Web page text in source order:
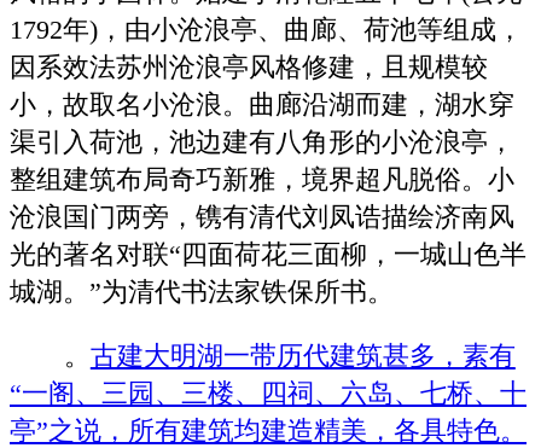
1792年)，由小沧浪亭、曲廊、荷池等组成，
因系效法苏州沧浪亭风格修建，且规模较
小，故取名小沧浪。曲廊沿湖而建，湖水穿
渠引入荷池，池边建有八角形的小沧浪亭，
整组建筑布局奇巧新雅，境界超凡脱俗。小
沧浪国门两旁，镌有清代刘凤诰描绘济南风
光的著名对联“四面荷花三面柳，一城山色半
城湖。”为清代书法家铁保所书。
。 古建大明湖一带历代建筑甚多，素有
“一阁、三园、三楼、四祠、六岛、七桥、十
亭”之说，所有建筑均建造精美，各具特色。